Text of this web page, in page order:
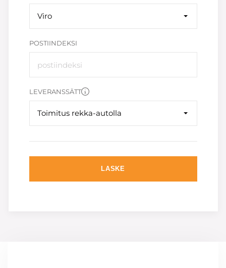
Viro
POSTIINDEKSI
LEVERANSSÄTT
Toimitus rekka-autolla
LASKE